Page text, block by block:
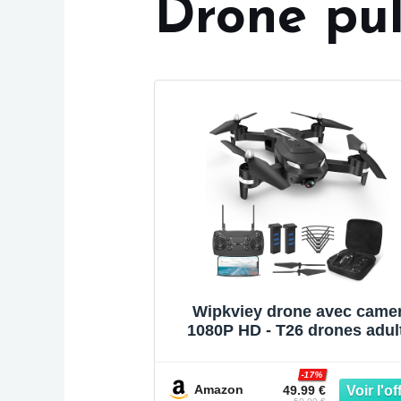
Drone
Wipkviey drone avec
1080P HD - T26 drones
3D, Capteur de gravité,
de l'altitude, Mode sans
Amazon 49.99 €
-17%